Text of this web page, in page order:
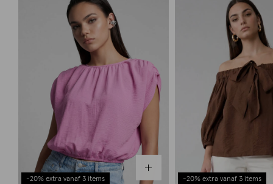
-20% extra vanaf 3 items -20% extra vanaf 3 items